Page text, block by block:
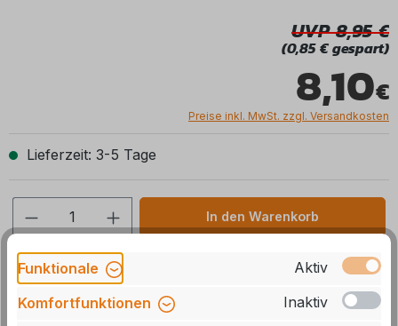
8,10
UVP 8,95
(0,85 € gespart)
Preise inkl. MwSt. zzgl. Versandkosten
Lieferzeit: 3-5 Tage
Produkt Anzahl: Gib den gewünschten
In den Warenkorb
Stck Zum Merkzettel hinzufügen
Funktionale
Aktiv
Komfortfunktionen
Inaktiv